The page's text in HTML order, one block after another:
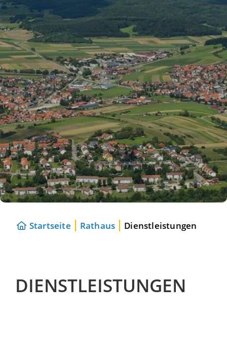
Startseite Rathaus Dienstleistungen
DIENSTLEISTUNGEN